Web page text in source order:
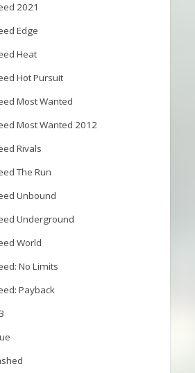
2021
Edge
Heat
Hot Pursuit
Most Wanted
Most Wanted 2012
Rivals
The Run
Unbound
Underground
World
No Limits
Payback